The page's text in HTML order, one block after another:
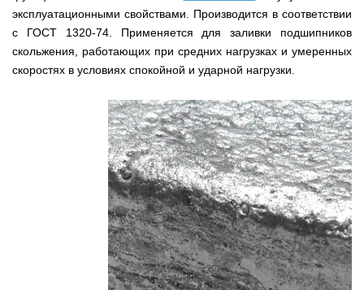
эксплуатационными свойствами. Производится в соответствии
с ГОСТ 1320-74. Применяется для заливки подшипников
скольжения, работающих при средних нагрузках и умеренных
скоростях в условиях спокойной и ударной нагрузки.